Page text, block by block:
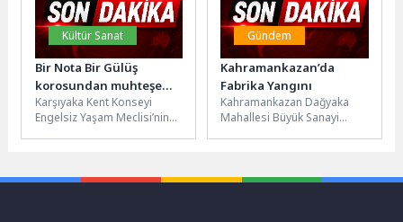
Kültür Sanat
Bir Nota Bir Gülüş
korosundan muhteşem
konser
Karşıyaka Kent Konseyi
Engelsiz Yaşam Meclisi’nin
Gündem
Kahramankazan’da
Fabrika Yangını
Kahramankazan Dağyaka
Mahallesi Büyük Sanayi